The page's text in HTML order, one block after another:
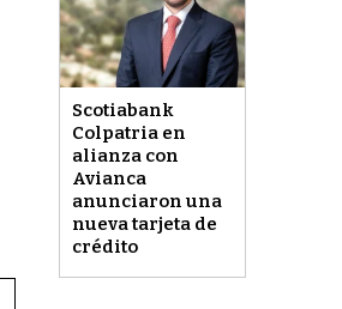
Scotiabank
Colpatria en
alianza con
Avianca
anunciaron una
nueva tarjeta de
crédito